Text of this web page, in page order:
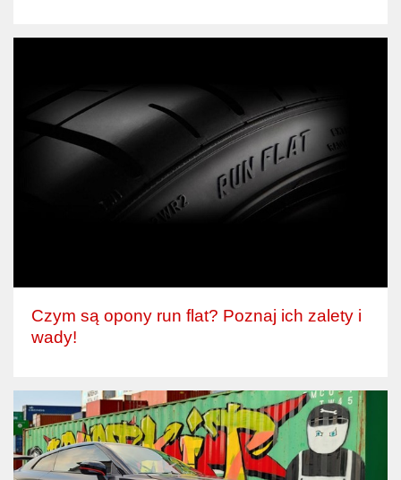
Czym są opony run flat? Poznaj ich zalety i
wady!